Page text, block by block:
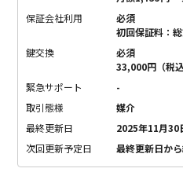
保証会社利用
必須
初回保証料：
鍵交換
必須
33,000円（税込
緊急サポート
-
取引態様
媒介
最終更新日
2025年11月30
次回更新予定日
最終更新日か